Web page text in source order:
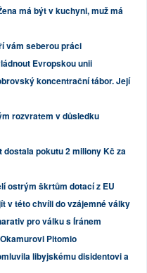
má být v kuchyni, muž má
vám seberou práci
Evropskou unii
koncentrační tábor. Její
rozvratem v důsledku
pokutu 2 miliony Kč za
ostrým škrtům dotací z EU
v této chvíli do vzájemné války
pro válku s Íránem
Pitomio
libyjskému disidentovi a